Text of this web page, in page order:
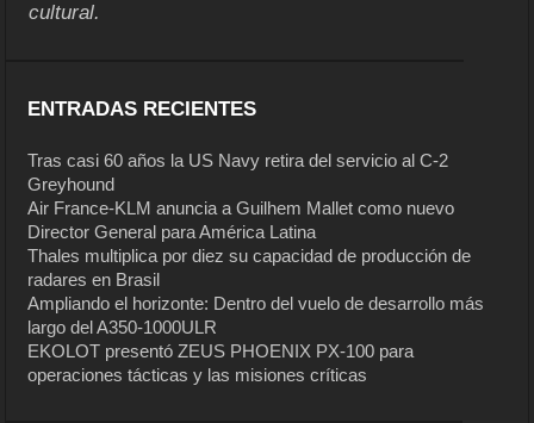
cultural.
ENTRADAS RECIENTES
Tras casi 60 años la US Navy retira del servicio al C-2
Greyhound
Air France-KLM anuncia a Guilhem Mallet como nuevo
Director General para América Latina
Thales multiplica por diez su capacidad de producción de
radares en Brasil
Ampliando el horizonte: Dentro del vuelo de desarrollo más
largo del A350-1000ULR
EKOLOT presentó ZEUS PHOENIX PX-100 para
operaciones tácticas y las misiones críticas